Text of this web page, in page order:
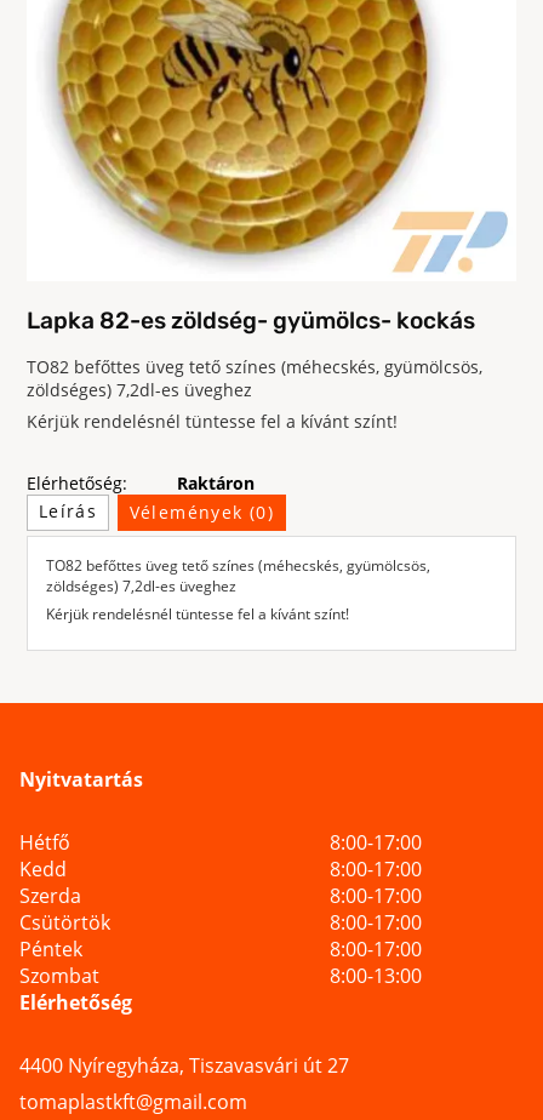
Lapka 82-es zöldség- gyümölcs- kockás
TO82 befőttes üveg tető színes (méhecskés, gyümölcsös,
zöldséges) 7,2dl-es üveghez
Kérjük rendelésnél tüntesse fel a kívánt színt!
Elérhetőség:
Raktáron
Leírás
Vélemények (0)
TO82 befőttes üveg tető színes (méhecskés, gyümölcsös,
zöldséges) 7,2dl-es üveghez
Kérjük rendelésnél tüntesse fel a kívánt színt!
Nyitvatartás
Hétfő
8:00-17:00
Kedd
8:00-17:00
Szerda
8:00-17:00
Csütörtök
8:00-17:00
Péntek
8:00-17:00
Szombat
8:00-13:00
Elérhetőség
4400 Nyíregyháza, Tiszavasvári út 27
tomaplastkft@gmail.com